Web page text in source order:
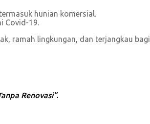
hunian komersial.
Covid-19.
ramah lingkungan, dan terjangkau bagi
Renovasi”.